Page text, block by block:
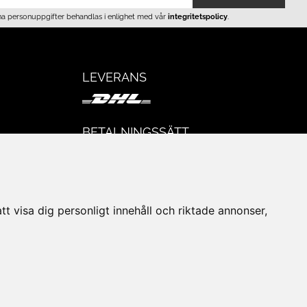
visa dig personligt innehåll och riktade annonser,
personuppgifter behandlas i enlighet med vår integritetspolicy.
LEVERANS
BETALNINGSSÄTT
kontanter.